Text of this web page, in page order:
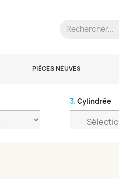
PIÈCES NEUVES
3. Cylindrée